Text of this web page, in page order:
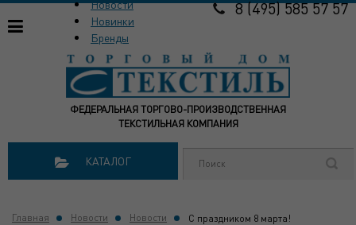
ФЕДЕРАЛЬНАЯ ТОРГОВО-ПРОИЗВОДСТВЕННАЯ
ТЕКСТИЛЬНАЯ КОМПАНИЯ
Новости
Новинки
Бренды
8 (495) 585 57 57
КАТАЛОГ
Главная Новости Новости С праздником 8 марта!